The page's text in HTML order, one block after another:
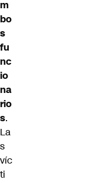
m
bo
s
fu
nc
io
na
rio
s.
La
s
víc
ti